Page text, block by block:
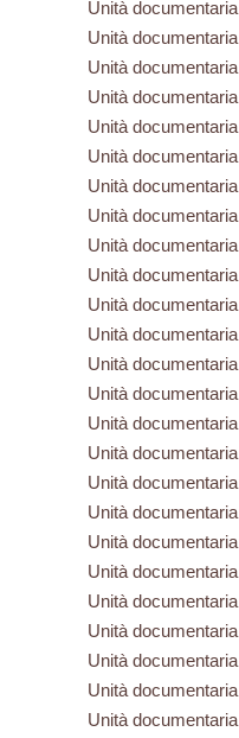
Unità documentaria
Unità documentaria
Unità documentaria
Unità documentaria
Unità documentaria
Unità documentaria
Unità documentaria
Unità documentaria
Unità documentaria
Unità documentaria
Unità documentaria
Unità documentaria
Unità documentaria
Unità documentaria
Unità documentaria
Unità documentaria
Unità documentaria
Unità documentaria
Unità documentaria
Unità documentaria
Unità documentaria
Unità documentaria
Unità documentaria
Unità documentaria
Unità documentaria